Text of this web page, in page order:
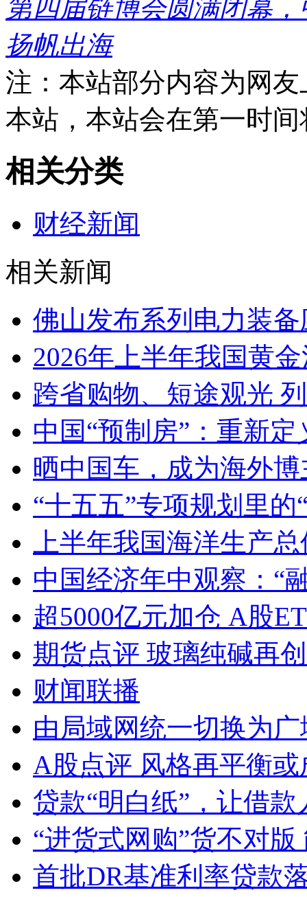
第四届链博会圆满闭幕
扬帆出海
注：本站部分内容为网
本站，本站会在第一时
相关分类
财经新闻
相关新闻
佛山发布系列电力装
2026年上半年我国黄
跨省购物、短途观光
中国“预制房”：重新
晒中国车，成为海外博
“十五五”专项规划里的
上半年我国海洋生产
中国经济年中观察：“
超5000亿元加仓 A股
期货点评 玻璃纯碱再
财闻联播
由局域网统一切换为
A股点评 风格再平衡或
贷款“明白纸”，让借款
“进货式网购”货不对
首批DR基准利率贷款